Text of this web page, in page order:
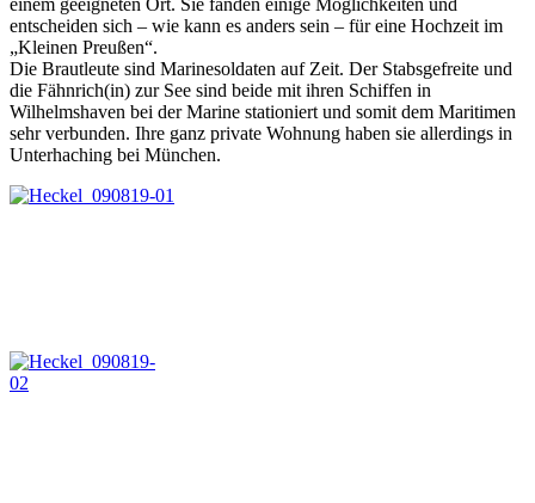
einem geeigneten Ort. Sie fanden einige Möglichkeiten und
entscheiden sich – wie kann es anders sein – für eine Hochzeit im
„Kleinen Preußen“.
Die Brautleute sind Marinesoldaten auf Zeit. Der Stabsgefreite und
die Fähnrich(in) zur See sind beide mit ihren Schiffen in
Wilhelmshaven bei der Marine stationiert und somit dem Maritimen
sehr verbunden. Ihre ganz private Wohnung haben sie allerdings in
Unterhaching bei München.